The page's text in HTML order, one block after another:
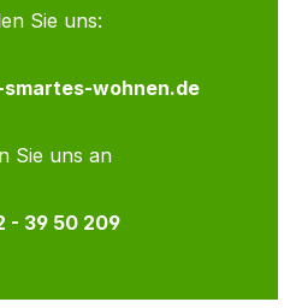
Sie uns:
wohnen.de
Sie uns an
- 39 50 209